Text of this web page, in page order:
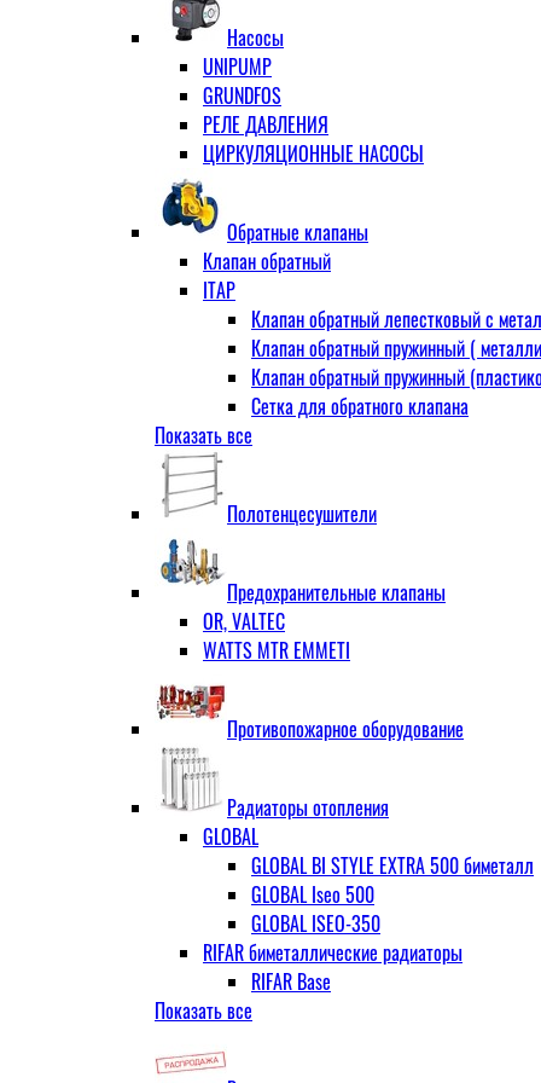
Ниппель прямой
Ниппель-переходник
Переходник ВН
Переходник НВ (футорка)
Сгон
Угловой
Тройник
Тройник переходной
Тройник равный
Угольник
ВВ
ВН
Удлинитель потока для радиатора
Насосы
UNIPUMP
GRUNDFOS
РЕЛЕ ДАВЛЕНИЯ
ЦИРКУЛЯЦИОННЫЕ НАСОСЫ
Обратные клапаны
Клапан обратный
ITAP
Клапан обратный лепестковый с
Клапан обратный пружинный (
Клапан обратный пружинный
Сетка для обратного клапана
VALTEC
АДЛ
RD30 Корпус/диск - чугун РN16 (Тмакс
ЧАЗ (двухдисковые)
Показать все
Полотенцесушители
Предохранительные клапаны
OR, VALTEC
WATTS MTR EMMETI
Противопожарное оборудование
Радиаторы отопления
GLOBAL
GLOBAL BI STYLE EXTRA 500 биметалл
GLOBAL Iseo 500
GLOBAL ISEO-350
RIFAR биметаллические радиаторы
RIFAR Base
Показать все